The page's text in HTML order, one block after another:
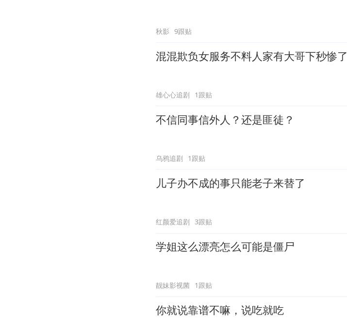
秋影 9跟贴
混混欺负女服务不料人家有大哥下秒惨了
雄心心追剧 1跟贴
不信同事信外人？还是匪徒？
乌鸦追剧 1跟贴
儿子办不成的事只能老子来替了
红颜爱追剧 3跟贴
学姐这么漂亮怎么可能是僵尸
靓妹影视菌 1跟贴
你就说靠谱不嘛，说吃就吃